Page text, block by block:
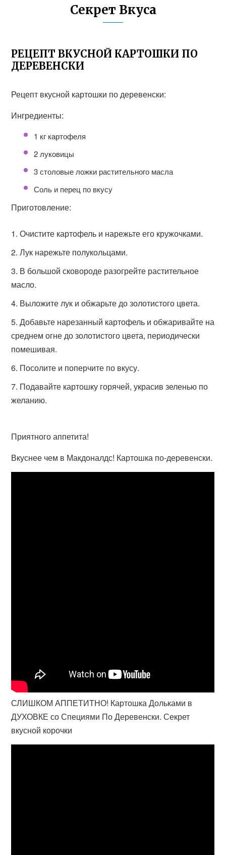
Секрет Вкуса
РЕЦЕПТ ВКУСНОЙ КАРТОШКИ ПО
ДЕРЕВЕНСКИ
Рецепт вкусной картошки по деревенски:
Ингредиенты:
1 кг картофеля
2 луковицы
3 столовые ложки растительного масла
Соль и перец по вкусу
Приготовление:
Очистите картофель и нарежьте его кружочками.
Лук нарежьте полукольцами.
В большой сковороде разогрейте растительное
масло.
Выложите лук и обжарьте до золотистого цвета.
Добавьте нарезанный картофель и обжаривайте на
среднем огне до золотистого цвета, периодически
помешивая.
Посолите и поперчите по вкусу.
Подавайте картошку горячей, украсив зеленью по
желанию.
Приятного аппетита!
Вкуснее чем в Макдоналдс! Картошка по-деревенски.
СЛИШКОМ АППЕТИТНО! Картошка Дольками в
ДУХОВКЕ со Специями По Деревенски. Секрет
вкусной корочки